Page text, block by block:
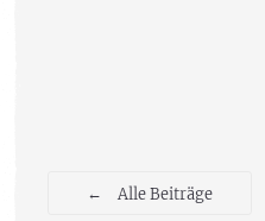
← Alle Beiträge